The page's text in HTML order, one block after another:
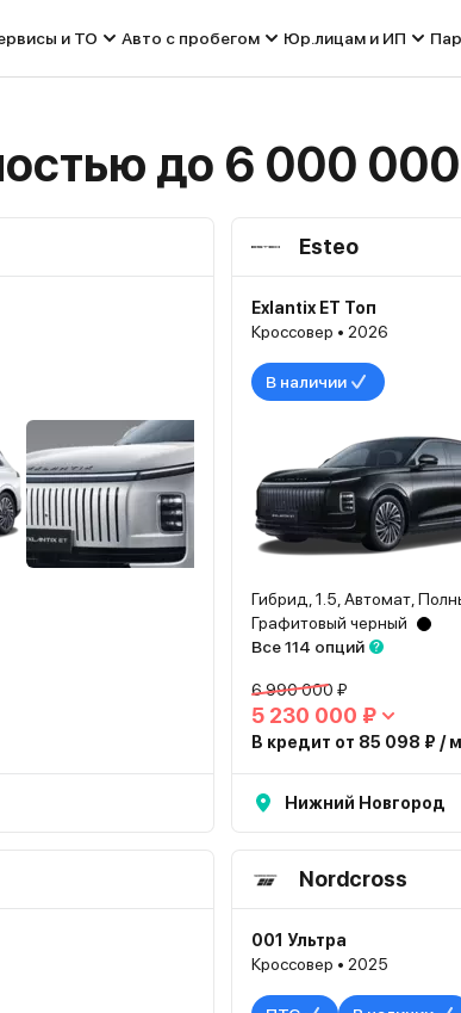
и ТО Авто с пробегом Юр.лицам и ИП
до 6 000
Esteo
Exlantix ET Топ
Кроссовер • 2026
В наличии
Гибрид, 1.5, Автомат,
Графитовый черный
Все 114 опций
6 990 000 ₽
5 230 000 ₽
В кредит от 85 098 ₽ /
Нижний Новгород
Nordcross
001 Ультра
Кроссовер • 2025